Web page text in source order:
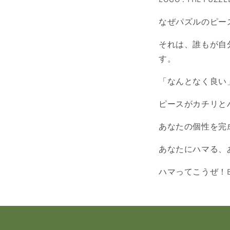
なぜパズルのピー
それは、誰もが
す。
「なんとなく良
ピースがカチリ
あなたの個性を
あなたにハマる
ハマってこうぜ！